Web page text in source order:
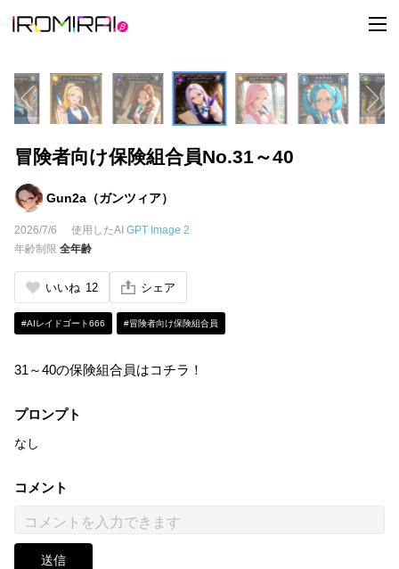
t
o
l
e
n
a
v
冒険者向け保険組合員No.31～40
Gun2a（ガンツィア）
2026/7/6 使用したAI GPT Image 2
年齢制限 全年齢
いいね 12 シェア
#AIレイドゴート666 #冒険者向け保険組合員
31～40の保険組合員はコチラ！
プロンプト
なし
コメント
送信